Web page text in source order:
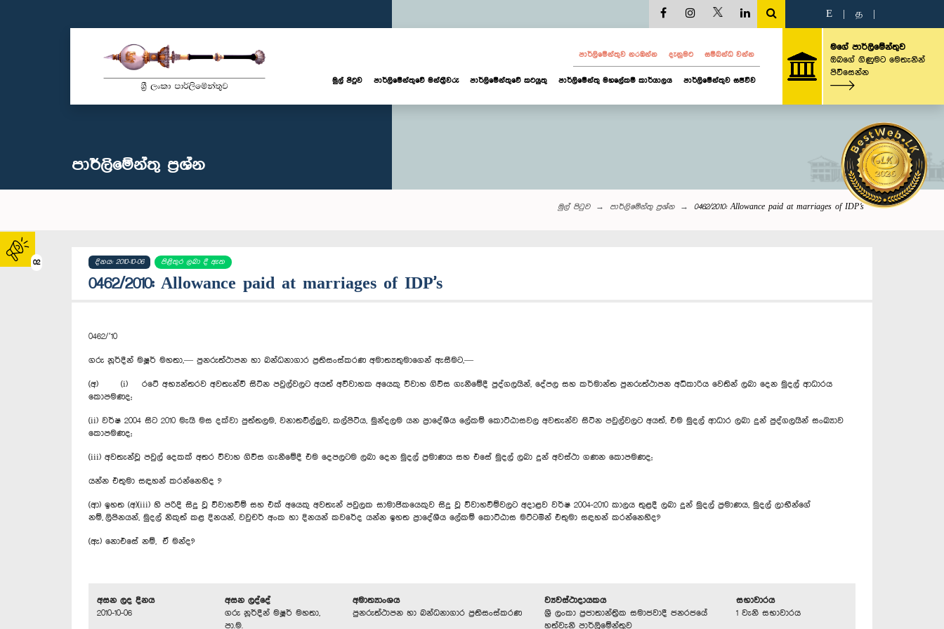
02
E த
පාර්ලි‌මේන්තුව නරඹන්න දැනුමට සම්බන්ධ වන්න
මුල් පිටුව පාර්ලි‌මේන්තුවේ මන්ත්‍රීවරු පාර්ලිමේන්තුවේ කටයුතු පාර්ලිමේන්තු මහලේකම් කාර්යාලය පාර්ලිමේන්තුව සජීවීව
මගේ පාර්ලිමේන්තුව
ඔබගේ ගිණුමට මෙතැනින්
පිවිසෙන්න
පාර්ලි‌මේන්තු‌ ප්‍රශ්න
මුල් පිටුව පාර්ලි‌මේන්තු‌ ප්‍රශ්න 0462/2010: Allowance paid at marriages of IDP's
දිනය: 2010-10-06 පිළිතුර ලබා දී ඇත
0462/2010: Allowance paid at marriages of IDP's
0462/’10
ගරු නූර්දීන් මෂූර් මහතා,— පුනරුත්ථාපන හා බන්ධනාගාර ප්‍රතිසංස්කරණ අමාත්‍යතුමාගෙන් ඇසීමට,—
(අ) (i) රටේ අභ්‍යන්තරව අවතැන්වී සිටින පවුල්වලට අයත් අවිවාහක අයෙකු විවාහ ගිවිස ගැනීමේදී පුද්ගලයින්, දේපල සහ කර්මාන්ත පුනරුත්ථාපන අධිකාරිය වෙතින් ලබා දෙන මුදල් ආධාරය
කොපමණද;
(ii) වර්ෂ 2004 සිට 2010 මැයි මස දක්වා පුත්තලම, වනාතවිල්ලුව, කල්පිටිය, මුන්දලම යන ප්‍රාදේශීය ලේකම් කොට්ඨාසවල අවතැන්ව සිටින පවුල්වලට අයත්, එම මුදල් ආධාර ලබා දුන් පුද්ගලයින් සංඛ්‍යාව
කොපමණද;
(iii) අවතැන්වූ පවුල් දෙකක් අතර විවාහ ගිවිස ගැනීමේදී එම දෙපලටම ලබා දෙන මුදල් ප්‍රමාණය සහ එසේ මුදල් ලබා දුන් අවස්ථා ගණන කොපමණද;
යන්න එතුමා සඳහන් කරන්නෙහිද ?
(ආ) ඉහත (අ)(iii) හි පරිදි සිදු වූ විවාහවීම් සහ එක් අයෙකු අවතැන් පවුලක සාමාජිකයෙකුව සිදු වූ විවාහවීම්වලට අදාළව වර්ෂ 2004-2010 කාලය තුළදී ලබා දුන් මුදල් ප්‍රමාණය, මුදල් ලාභීන්ගේ
නම්, ලිපිනයන්, මුදල් නිකුත් කළ දිනයන්, වවුචර් අංක හා දිනයන් කවරේද යන්න ඉහත ප්‍රාදේශීය ලේකම් කොට්ඨාස මට්ටමින් එතුමා සඳහන් කරන්නෙහිද?
(ඇ) නොඑසේ නම්, ඒ මන්ද?
අසන ලද දිනය
2010-10-06
අසන ලද්දේ
ගරු නූර්දීන් මෂූර් මහතා,
පා.ම.
අමාත්‍යාංශය
පුනරුත්ථාපන හා බන්ධනාගාර ප්‍රතිසංස්කරණ
ව්‍යවස්ථාදායකය
ශ්‍රී ලංකා ප්‍රජාතාන්ත්‍රික සමාජවාදී ජනරජයේ
හත්වැනි පාර්ලිමේන්තුව
සභාවාරය
1 වැනි සභාවාරය